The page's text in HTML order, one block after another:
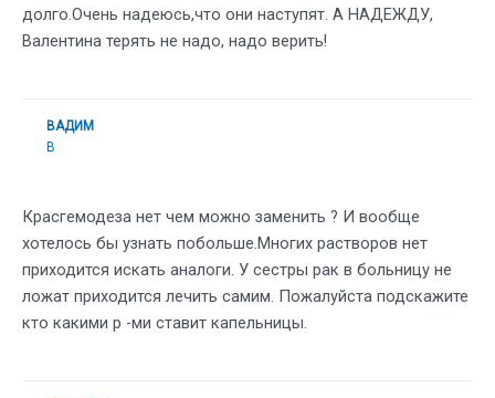
долго.Очень надеюсь,что они наступят. А НАДЕЖДУ,
Валентина терять не надо, надо верить!
ВАДИМ
В
Красгемодеза нет чем можно заменить ? И вообще
хотелось бы узнать побольше.Многих растворов нет
приходится искать аналоги. У сестры рак в больницу не
ложат приходится лечить самим. Пожалуйста подскажите
кто какими р -ми ставит капельницы.